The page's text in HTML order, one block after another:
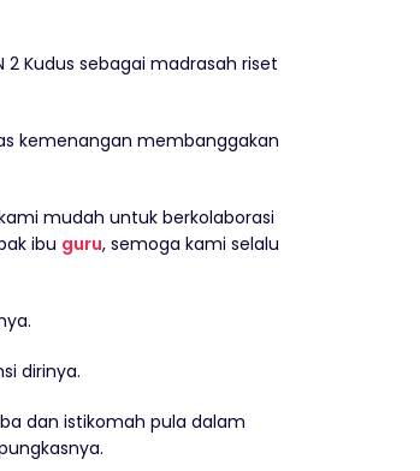
Kudus sebagai madrasah riset
kemenangan membanggakan
mudah untuk berkolaborasi
ibu guru, semoga kami selalu
dirinya.
dan istikomah pula dalam